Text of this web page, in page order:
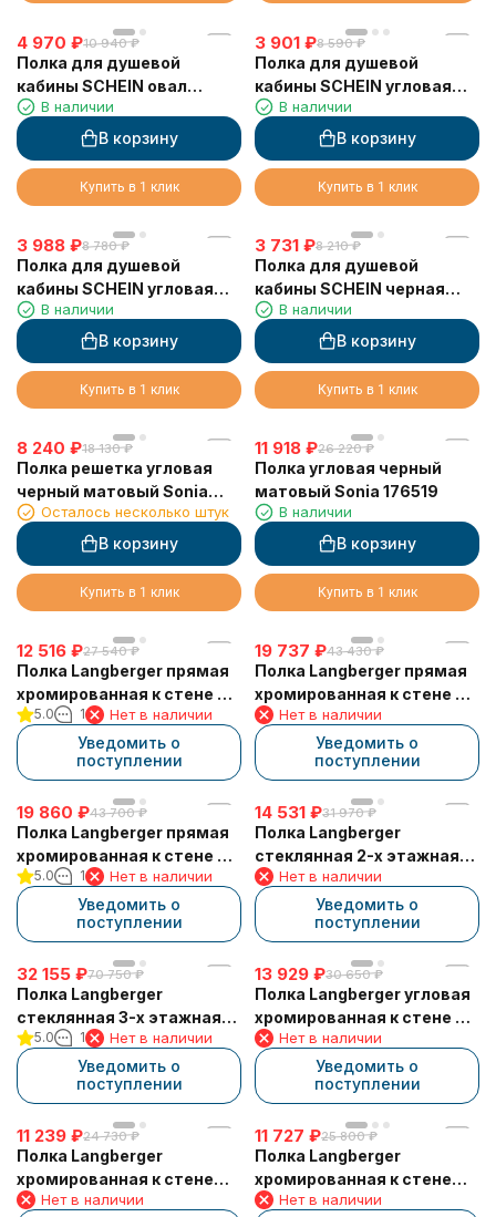
4 970 ₽10 940 ₽
Полка для душевой
кабины SCHEIN овал
черная (9312MB)
В наличии
В корзину
Купить в 1 клик
3 901 ₽8 590 ₽
Полка для душевой
кабины SCHEIN угловая
хром (9326CH)
В наличии
В корзину
Купить в 1 клик
3 988 ₽8 780 ₽
Полка для душевой
кабины SCHEIN угловая
черная (9326MB)
В наличии
В корзину
Купить в 1 клик
3 731 ₽8 210 ₽
Полка для душевой
кабины SCHEIN черная
(9327MB)
В наличии
В корзину
Купить в 1 клик
8 240 ₽18 130 ₽
Полка решетка угловая
черный матовый Sonia
182855
Осталось несколько штук
В корзину
Купить в 1 клик
11 918 ₽26 220 ₽
Полка угловая черный
матовый Sonia 176519
В наличии
В корзину
Купить в 1 клик
12 516 ₽27 540 ₽
Полка Langberger прямая
хромированная к стене 2-
х этажная 10860H
5.0 1 Нет в наличии
Уведомить о
поступлении
19 737 ₽43 430 ₽
Полка Langberger прямая
хромированная к стене 2-
х этажная 70162
Нет в наличии
Уведомить о
поступлении
19 860 ₽43 700 ₽
Полка Langberger прямая
хромированная к стене 2-
х этажная с двумя
крючками 253-70262
5.0 1 Нет в наличии
Уведомить о
поступлении
14 531 ₽31 970 ₽
Полка Langberger
стеклянная 2-х этажная
угловая с ограничителем
70152
Нет в наличии
Уведомить о
поступлении
32 155 ₽70 750 ₽
Полка Langberger
стеклянная 3-х этажная
угловая с ограничителем
70252
5.0 1 Нет в наличии
Уведомить о
поступлении
13 929 ₽30 650 ₽
Полка Langberger угловая
хромированная к стене 2-
х этажная 70262
Нет в наличии
Уведомить о
поступлении
11 239 ₽24 730 ₽
Полка Langberger
хромированная к стене
одноэтажная 72660
Нет в наличии
11 727 ₽25 800 ₽
Полка Langberger
хромированная к стене
одноэтажная 75160
Нет в наличии